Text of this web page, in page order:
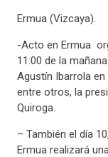
Ermua (Vizcaya).
-Acto en Ermua
11:00 de la
Agustín Ibarrola en
entre otros, la
Quiroga.
– También el día
Ermua realizará